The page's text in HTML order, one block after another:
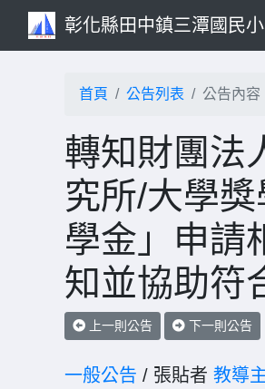
彰化縣田中鎮三潭國民
首頁 公告列表 公告內容
轉知財團法
究所/大學
學金」申請
知並協助符
上一則公告 下一則公告
一般公告 / 張貼者 教導